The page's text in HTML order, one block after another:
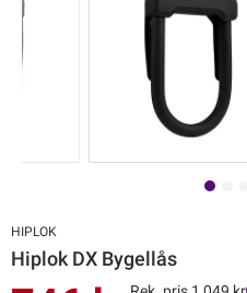
HIPLOK
Hiplok DX Bygellås